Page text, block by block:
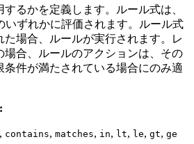
るかを定義します。ルール式は、
いずれかに評価されます。ルール式
た場合、ルールが実行されます。レ
場合、ルールのアクションは、その
条件が満たされている場合にのみ適
, contains, matches, in, lt, le, gt, ge